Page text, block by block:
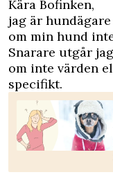
Kära Bofinken,
jag är
om min hund
Snarare utgår
om inte värden
specifikt.